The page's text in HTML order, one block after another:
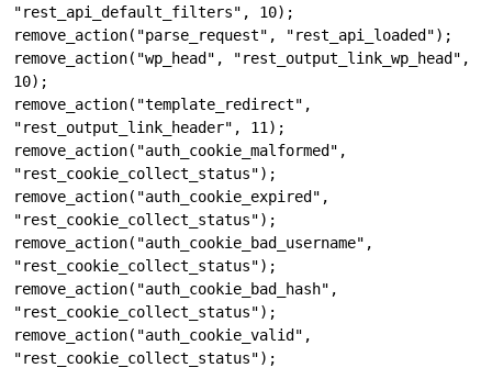
"rest_api_default_filters", 10);
remove_action("parse_request", "rest_api_loaded");
remove_action("wp_head", "rest_output_link_wp_head",
10);
remove_action("template_redirect",
"rest_output_link_header", 11);
remove_action("auth_cookie_malformed",
"rest_cookie_collect_status");
remove_action("auth_cookie_expired",
"rest_cookie_collect_status");
remove_action("auth_cookie_bad_username",
"rest_cookie_collect_status");
remove_action("auth_cookie_bad_hash",
"rest_cookie_collect_status");
remove_action("auth_cookie_valid",
"rest_cookie_collect_status");